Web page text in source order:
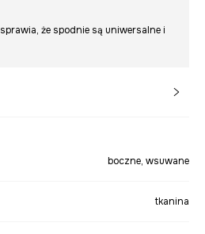
sprawia, że spodnie są uniwersalne i
boczne, wsuwane
tkanina